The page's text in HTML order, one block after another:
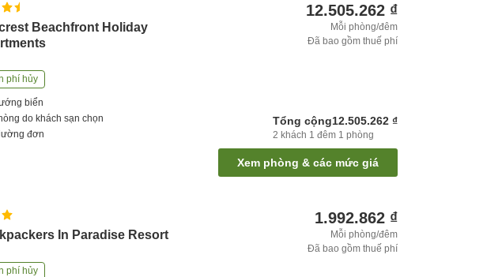
Beachfront Holiday
phí hủy
biển
do khách sạn chọn
đơn
12.505.262 ₫
Mỗi phòng/đêm
Đã bao gồm thuế phí
Tổng cộng12.505.262 ₫
2 khách 1 đêm 1 phòng
Xem phòng & các mức giá
In Paradise Resort
phí hủy
1.992.862 ₫
Mỗi phòng/đêm
Đã bao gồm thuế phí